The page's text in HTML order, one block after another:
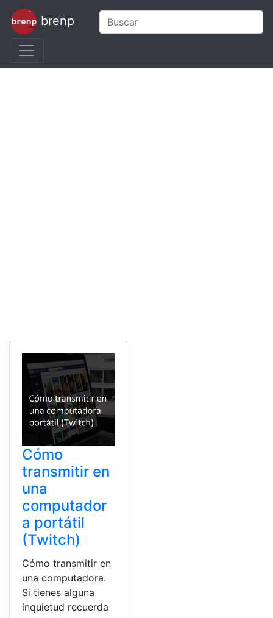
brenp
Cómo
transmitir en
una
computador
a portátil
(Twitch)
Cómo transmitir en
una computadora.
Si tienes alguna
inquietud recuerda